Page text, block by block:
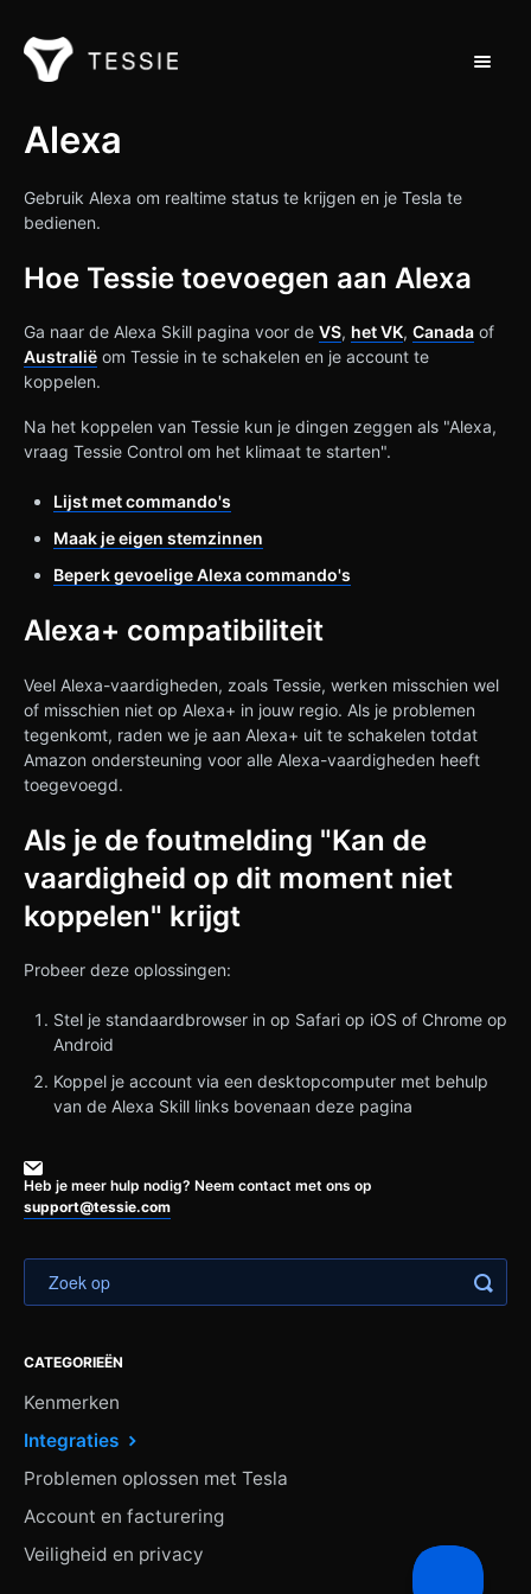
Neem contact op met
Alexa
Gebruik Alexa om realtime status te krijgen en je Tesla te
bedienen.
Hoe Tessie toevoegen aan Alexa
Ga naar de Alexa Skill pagina voor de VS, het VK, Canada of
Australië om Tessie in te schakelen en je account te
koppelen.
Na het koppelen van Tessie kun je dingen zeggen als "Alexa,
vraag Tessie Control om het klimaat te starten".
Lijst met commando's
Maak je eigen stemzinnen
Beperk gevoelige Alexa commando's
Alexa+ compatibiliteit
Veel Alexa-vaardigheden, zoals Tessie, werken misschien wel
of misschien niet op Alexa+ in jouw regio. Als je problemen
tegenkomt, raden we je aan Alexa+ uit te schakelen totdat
Amazon ondersteuning voor alle Alexa-vaardigheden heeft
toegevoegd.
Als je de foutmelding "Kan de
vaardigheid op dit moment niet
koppelen" krijgt
Probeer deze oplossingen:
Stel je standaardbrowser in op Safari op iOS of Chrome op
Android
Koppel je account via een desktopcomputer met behulp
van de Alexa Skill links bovenaan deze pagina
Heb je meer hulp nodig? Neem contact met ons op
support@tessie.com
CATEGORIEËN
Kenmerken
Integraties
Problemen oplossen met Tesla
Account en facturering
Veiligheid en privacy